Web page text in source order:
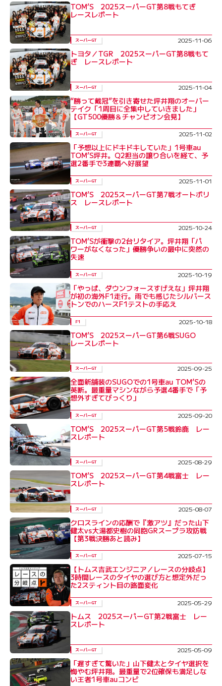
TOM’S 2025スーパーGT第8戦もてぎ
レースレポート
スーパーGT 2025-11-06
トヨタ／TGR 2025スーパーGT第8戦もて
ぎ レースレポート
スーパーGT 2025-11-04
“勝って戴冠”を引き寄せた坪井翔のオーバー
テイク「1周目に全集中していきました」
【GT500優勝＆チャンピオン会見】
スーパーGT 2025-11-02
「予想以上にドキドキしていた」1号車au
TOM’S坪井。Q2担当の譲り合いを経て、予
選2番手で3連覇へ好展望
スーパーGT 2025-11-01
TOM’S 2025スーパーGT第7戦オートポリ
ス レースレポート
スーパーGT 2025-10-24
TOM’Sが衝撃の2台リタイア。坪井翔「パ
ワーがなくなった」優勝争いの最中に突然の
失速
スーパーGT 2025-10-19
「やっぱ、ダウンフォースすげえな」坪井翔
が初の海外F1走行。雨でも感じたシルバース
トンでのハースF1テストの手応え
F1 2025-10-18
TOM’S 2025スーパーGT第6戦SUGO
レースレポート
スーパーGT 2025-09-25
全面新舗装のSUGOでの1号車au TOM’Sの
英断。最重量マシンながら予選4番手で「予
想外すぎてびっくり」
スーパーGT 2025-09-20
TOM’S 2025スーパーGT第5戦鈴鹿 レー
スレポート
スーパーGT 2025-08-29
TOM’S 2025スーパーGT第4戦富士 レー
スレポート
スーパーGT 2025-08-07
クロスラインの応酬で『激アツ』だった山下
健太vs大湯都史樹の同胞GRスープラ攻防戦
【第3戦決勝あと読み】
スーパーGT 2025-07-15
【トムス吉武エンジニア／レースの分岐点】
3時間レースのタイヤの選び方と想定外だっ
た2スティント目の路面変化
スーパーGT 2025-05-29
トムス 2025スーパーGT第2戦富士 レー
スレポート
スーパーGT 2025-05-09
「遅すぎて驚いた」山下健太とタイヤ選択を
悔やむ坪井翔。最重量で2位確保も満足しな
い王者1号車auコンビ